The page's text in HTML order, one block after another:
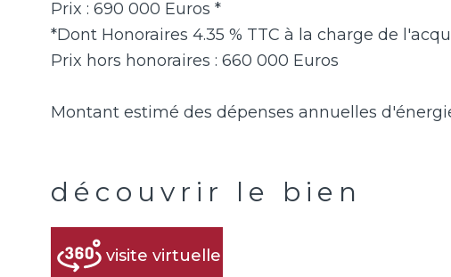
Prix : 690 000 Euros *
*Dont Honoraires 4.35 % TTC à la charge de
Prix hors honoraires : 660 000 Euros
découvrir le bien
visite virtuelle